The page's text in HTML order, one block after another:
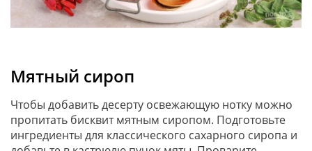
Мятный сироп
Чтобы добавить десерту освежающую нотку можно
пропитать бисквит мятным сиропом. Подготовьте
ингредиенты для классического сахарного сиропа и